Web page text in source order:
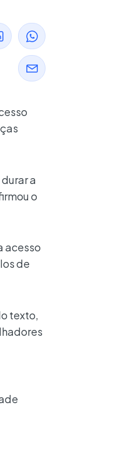
a
o
acesso
de
texto,